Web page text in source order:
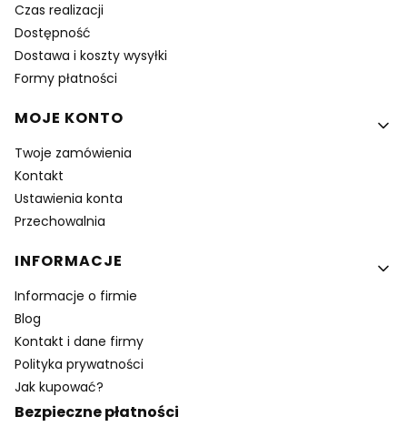
Czas realizacji
Dostępność
Dostawa i koszty wysyłki
Formy płatności
MOJE KONTO
Twoje zamówienia
Kontakt
Ustawienia konta
Przechowalnia
INFORMACJE
Informacje o firmie
Blog
Kontakt i dane firmy
Polityka prywatności
Jak kupować?
Bezpieczne płatności